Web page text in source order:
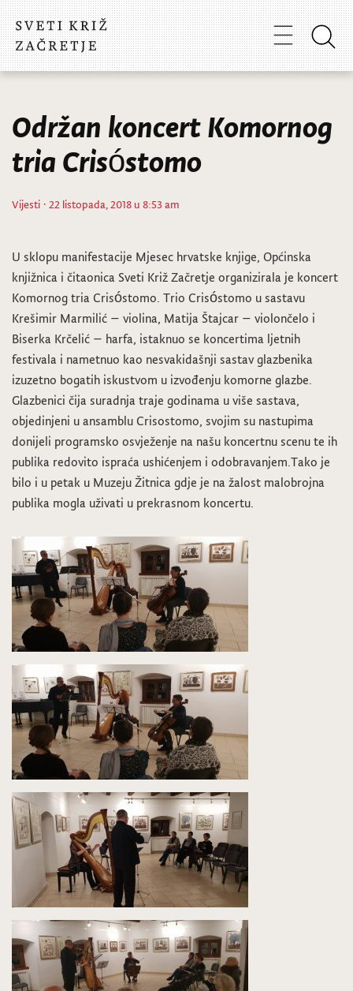
Održan koncert Komornog
tria Crisóstomo
Vijesti · 22 listopada, 2018 u 8:53 am
U sklopu manifestacije Mjesec hrvatske knjige, Općinska
knjižnica i čitaonica Sveti Križ Začretje organizirala je koncert
Komornog tria Crisóstomo. Trio Crisóstomo u sastavu
Krešimir Marmilić – violina, Matija Štajcar – violončelo i
Biserka Krčelić – harfa, istaknuo se koncertima ljetnih
festivala i nametnuo kao nesvakidašnji sastav glazbenika
izuzetno bogatih iskustvom u izvođenju komorne glazbe.
Glazbenici čija suradnja traje godinama u više sastava,
objedinjeni u ansamblu Crisostomo, svojim su nastupima
donijeli programsko osvježenje na našu koncertnu scenu te ih
publika redovito ispraća ushićenjem i odobravanjem.Tako je
bilo i u petak u Muzeju Žitnica gdje je na žalost malobrojna
publika mogla uživati u prekrasnom koncertu.